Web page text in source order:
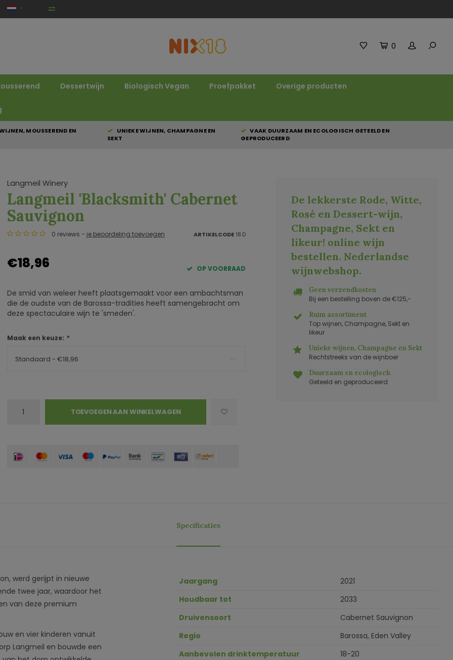
0
Dessertwijn Biologisch Vegan Proefpakket Overige producten
MOUSSEREND EN
UNIEKE WIJNEN, CHAMPAGNE EN
SEKT
VAAK DUURZAAM EN ECOLOGISCH GETEELD EN
GEPRODUCEERD
Langmeil Winery
Langmeil 'Blacksmith' Cabernet
Sauvignon
0 reviews - je beoordeling toevoegen ARTIKELCODE18.D
€18,96 OP VOORRAAD
De smid van weleer heeft plaatsgemaakt voor een ambachtsman
die de oudste van de Barossa-tradities heeft samengebracht om
deze spectaculaire wijn te 'smeden'.
Maak een keuze: *
Standaard - €18,96
TOEVOEGEN AAN WINKELWAGEN
De lekkerste Rode, Witte,
Rosé en Dessert-wijn,
Champagne, Sekt en
likeur! online wijn
bestellen. Nederlandse
wijnwebshop.
Geen verzendkosten
Bij een bestelling boven de €125,-
Ruim assortiment
Top wijnen, Champagne, Sekt en
likeur
Unieke wijnen, Champagne en Sekt
Rechtstreeks van de wijnboer
Duurzaam en ecologisch
Geteeld en geproduceerd
Specificaties
werd gerijpt in nieuwe
twee jaar, waardoor het
van deze premium
en vier kinderen vanuit
Langmeil en bouwde een
Jaargang
2021
Houdbaar tot
2033
Druivensoort
Cabernet Sauvignon
Regio
Barossa, Eden Valley
Aanbevolen drinktemperatuur
18-20